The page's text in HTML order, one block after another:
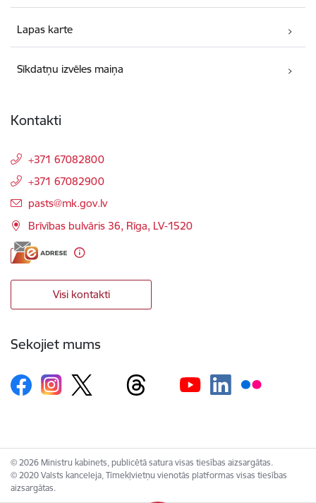
Lapas karte
Sīkdatņu izvēles maiņa
Kontakti
+371 67082800
+371 67082900
E-pasts:
pasts@mk.gov.lv
Brīvības bulvāris 36, Rīga, LV-1520
Visi kontakti
Sekojiet mums
© 2026 Ministru kabinets, publicētā satura visas tiesības aizsargātas.
© 2020 Valsts kanceleja, Tīmekļvietņu vienotās platformas visas tiesības
aizsargātas.